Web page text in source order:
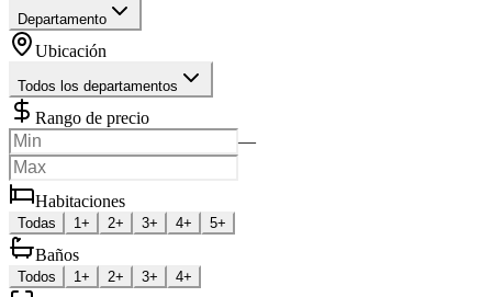
Departamento
Ubicación
Todos los departamentos
Rango de precio
—
Habitaciones
Todas 1+ 2+ 3+ 4+ 5+
Baños
Todos 1+ 2+ 3+ 4+